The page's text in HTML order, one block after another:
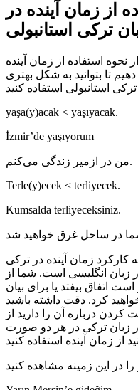
از زمان آینده در
ترکی استانبولی
استفاده از زمان آینده
تا بتوانید به شکل بهتری
yaşa(y)acak < yaşıyacak.
İzmir’de yaşıyorum
من در ازمیر زندگی می‌کنم.
Terle(y)ecek < terliyecek.
Kumsalda terliyeceksiniz.
کارکرد زمان آینده در ترکی
زبان انگلیسی است. شما از
اتفاق بیفتد یا برای بیان
کرد. دقت داشته باشید
درباره آن را دارید از
زبان ترکی در هر دو صورت